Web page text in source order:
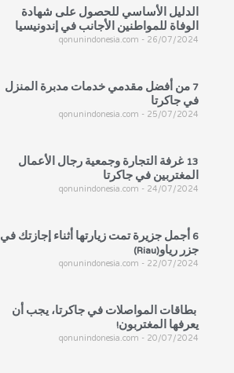
الدليل الأساسي للحصول على شهادة
الوفاة للمواطنين الأجانب في إندونيسيا
qonunindonesia.com 26/07/2024
7 من أفضل مقدمي خدمات مدبرة المنزل
في جاكرتا
qonunindonesia.com 25/07/2024
13 غرفة التجارة وجمعية رجال الأعمال
المغتربين في جاكرتا
qonunindonesia.com 24/07/2024
6 أجمل جزيرة تمت زيارتها أثناء إجازتك في
جزر رياو(Riau)
qonunindonesia.com 22/07/2024
بطاقات المواصلات في جاكرتا، يجب أن
يعرفها المغتربون!
qonunindonesia.com 20/07/2024